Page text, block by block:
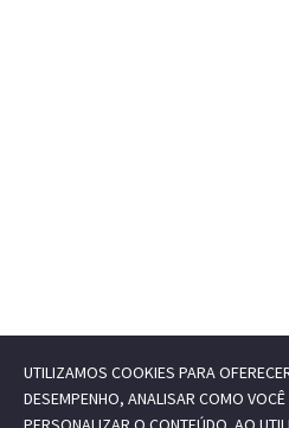
UTILIZAMOS COOKIES PARA
DESEMPENHO, ANALISAR COMO